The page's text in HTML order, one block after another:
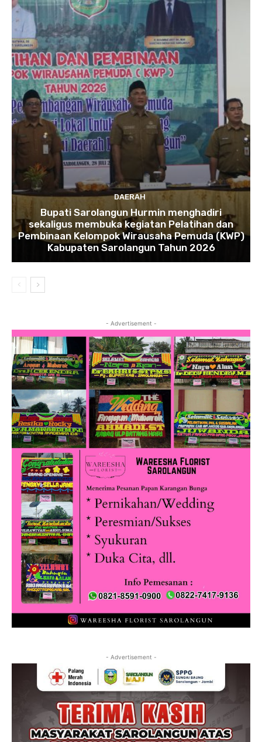
DAERAH
Bupati Sarolangun Hurmin menghadiri
sekaligus membuka kegiatan Pelatihan dan
Pembinaan Kelompok Wirausaha Pemuda (KWP)
Kabupaten Sarolangun Tahun 2026
- Advertisement -
- Advertisement -